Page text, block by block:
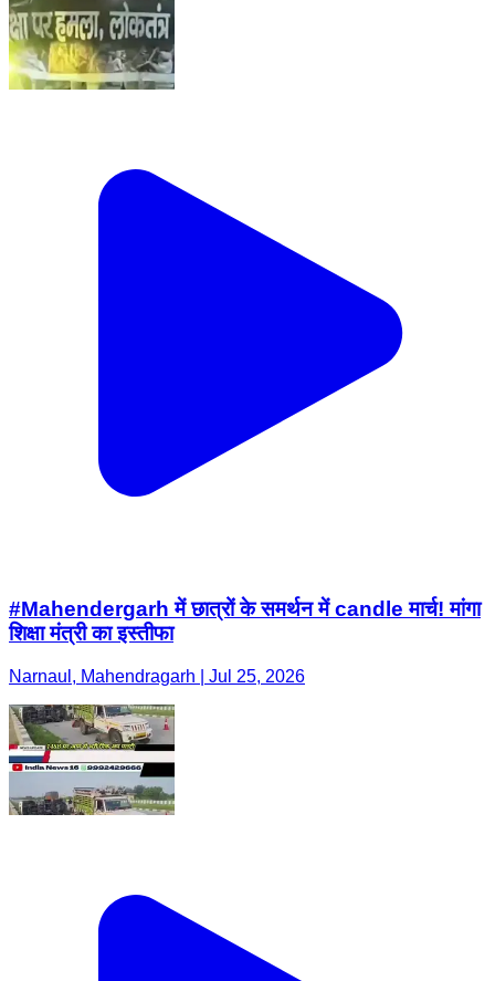
#Mahendergarh में छात्रों के समर्थन में candle मार्च! मांगा
शिक्षा मंत्री का इस्तीफा
Narnaul, Mahendragarh | Jul 25, 2026